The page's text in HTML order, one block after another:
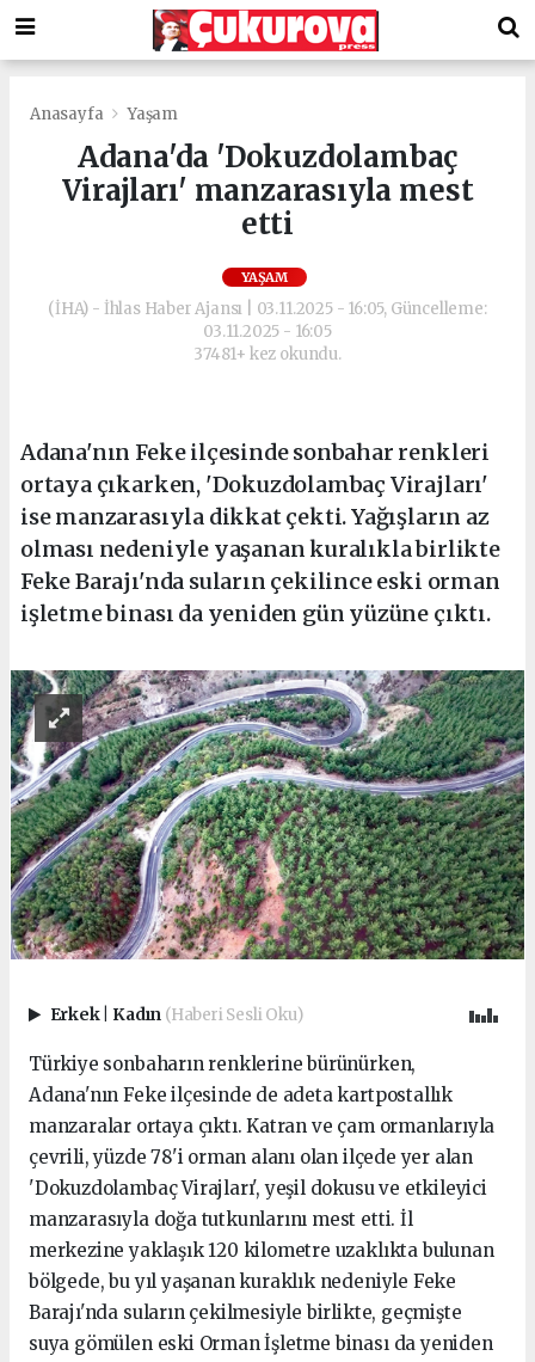
Anasayfa Yaşam
Adana'da 'Dokuzdolambaç
Virajları' manzarasıyla mest
etti
YAŞAM
(İHA) - İhlas Haber Ajansı | 03.11.2025 - 16:05, Güncelleme:
03.11.2025 - 16:05
37481+ kez okundu.
Adana'nın Feke ilçesinde sonbahar renkleri
ortaya çıkarken, 'Dokuzdolambaç Virajları'
ise manzarasıyla dikkat çekti. Yağışların az
olması nedeniyle yaşanan kuralıkla birlikte
Feke Barajı'nda suların çekilince eski orman
işletme binası da yeniden gün yüzüne çıktı.
Erkek Kadın (Haberi Sesli Oku)
Türkiye sonbaharın renklerine bürünürken,
Adana'nın Feke ilçesinde de adeta kartpostallık
manzaralar ortaya çıktı. Katran ve çam ormanlarıyla
çevrili, yüzde 78'i orman alanı olan ilçede yer alan
'Dokuzdolambaç Virajları', yeşil dokusu ve etkileyici
manzarasıyla doğa tutkunlarını mest etti. İl
merkezine yaklaşık 120 kilometre uzaklıkta bulunan
bölgede, bu yıl yaşanan kuraklık nedeniyle Feke
Barajı'nda suların çekilmesiyle birlikte, geçmişte
suya gömülen eski Orman İşletme binası da yeniden